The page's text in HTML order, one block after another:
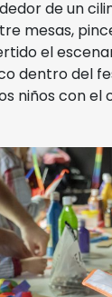
de un
mesas,
el
dentro del
niños con